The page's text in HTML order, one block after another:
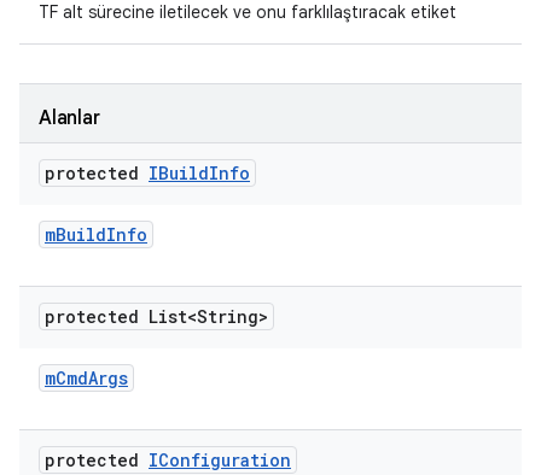
TF alt sürecine iletilecek ve onu farklılaştıracak etiket
Alanlar
protected IBuildInfo
mBuildInfo
protected List<String>
mCmdArgs
protected IConfiguration